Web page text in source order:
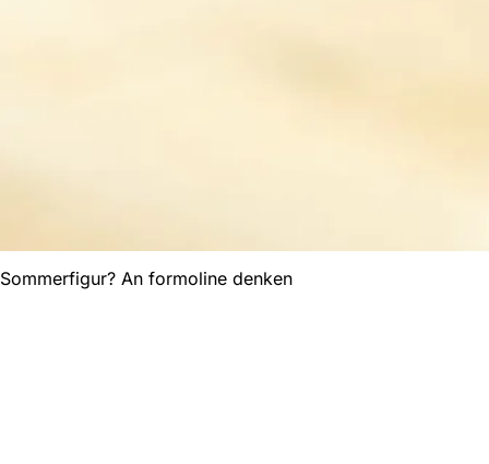
Sommerfigur? An formoline denken